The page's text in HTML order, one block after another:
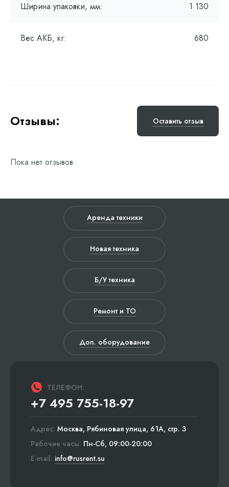
Ширина упаковки, мм: 1 130
Вес АКБ, кг: 680
Отзывы: Оставить отзыв
Пока нет отзывов
Аренда техники
Новая техника
Б/У техника
Ремонт и ТО
Доп. оборудование
ТЕЛЕФОН:
+7 495 755-18-97
Адрес: Москва, Рябиновая улица, 61А, стр. 3
Рабочие часы: Пн-Сб, 09:00-20:00
E-mail: info@rusrent.su